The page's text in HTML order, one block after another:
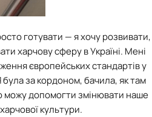
готувати — я хочу розвивати,
харчову сферу в Україні. Мені
європейських стандартів у
була за кордоном, бачила, як там
можу допомогти змінювати наше
культури.